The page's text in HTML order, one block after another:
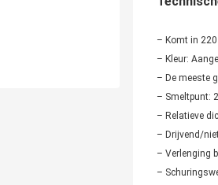
– Komt in
– Kleur:
– De meeste
– Smeltpunt:
– Relatieve
– Drijvend/
– Verlenging
–